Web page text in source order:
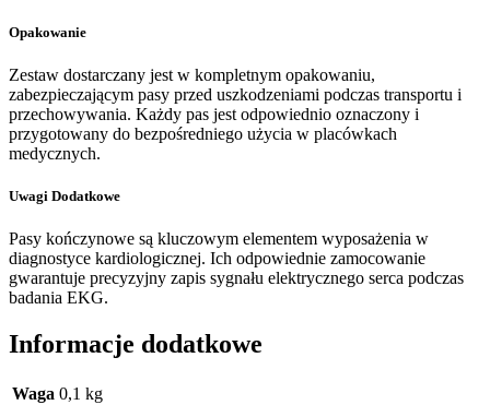
Opakowanie
Zestaw dostarczany jest w kompletnym opakowaniu,
zabezpieczającym pasy przed uszkodzeniami podczas transportu i
przechowywania. Każdy pas jest odpowiednio oznaczony i
przygotowany do bezpośredniego użycia w placówkach
medycznych.
Uwagi Dodatkowe
Pasy kończynowe są kluczowym elementem wyposażenia w
diagnostyce kardiologicznej. Ich odpowiednie zamocowanie
gwarantuje precyzyjny zapis sygnału elektrycznego serca podczas
badania EKG.
Informacje dodatkowe
Waga 0,1 kg